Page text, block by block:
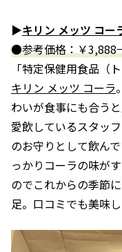
▶キリン メッツ コ
●参考価格：￥
「特定保健用食品（
キリン メッツ コーラ
わいが食事にも合うと
愛飲しているスタッ
のお守りとして飲ん
っかりコーラの味が
のでこれからの季節
足。口コミでも美味